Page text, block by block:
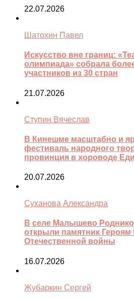
22.07.2026
Шатохин Павел
Искусство вне границ:
олимпиада» собрала
участников из 30 стран
21.07.2026
Ступин Вячеслав
В Кинешме масштабно и
фестиваль народного
провинция в хороводе
20.07.2026
Суханова Александра
В селе Малышево
открыли памятник Героям
Отечественной войны
16.07.2026
Жубаркин Сергей